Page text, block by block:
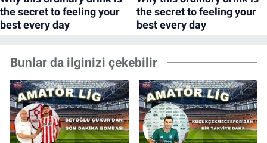
Bunlar da ilginizi çekebilir